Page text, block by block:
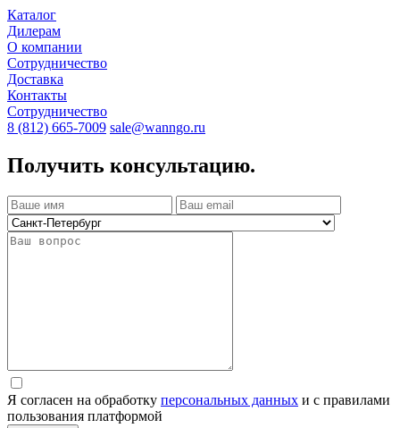
Каталог
Дилерам
О компании
Сотрудничество
Доставка
Контакты
Сотрудничество
8 (812) 665-7009 sale@wanngo.ru
Получить консультацию.
Я согласен на обработку персональных данных и с правилами
пользования платформой